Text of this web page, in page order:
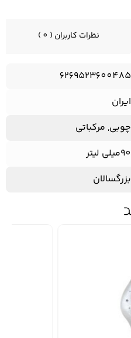
نظرات کاربران ( 0 )
6269523600485
ایران
چوبی, مرکباتی
90میلی لیتر
بزرگسالان